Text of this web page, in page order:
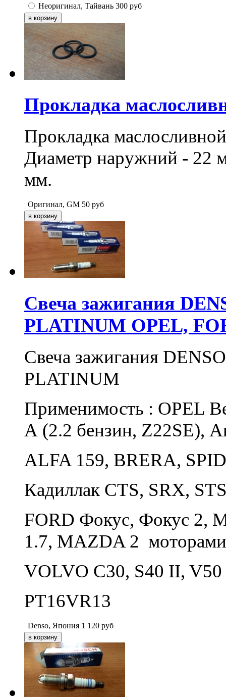
Неоригинал, Тайвань 300 руб
Прокладка
Прокладка
Диаметр наружний - 22
мм.
Оригинал, GM 50 руб
Свеча зажигания
PLATINUM OPEL,
Свеча зажигания
PLATINUM
Применимость : OPEL
А (2.2 бензин, Z22SE),
ALFA 159, BRERA,
Кадиллак CTS, SRX,
FORD Фокус, Фокус 2,
1.7, MAZDA 2
VOLVO С30, S40 II, V50
PT16VR13
Denso, Япония 1 120 руб